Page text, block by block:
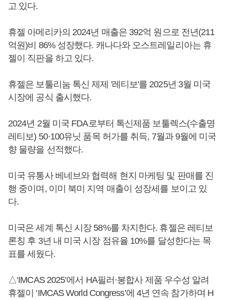
고 있다.
휴젤 아메리카의 2024년 매출은 392억 원으로 전년(211
억원)비 86% 성장했다. 캐나다와 오스트레일리아는 휴
젤이 직판을 하고 있다.
휴젤은 보툴리눔 톡신 제제 '레티보'를 2025년 3월 미국
시장에 공식 출시했다.
2024년 2월 미국 FDA로부터 톡신제품 보툴렉스(수출명
레티보) 50·100유닛 품목 허가를 취득, 7월과 9월에 미국
향 물량을 선적했다.
미국 유통사 베네브와 협력해 현지 마케팅 및 판매를 진
행 중이며, 이미 북미 지역 매출이 성장세를 보이고 있
다.
미국은 세계 톡신 시장 58%를 차지한다. 휴젤은 레티보
론칭 후 3년 내 미국 시장 점유율 10%를 달성한다는 목
표를 세웠다.
△‘IMCAS 2025’에서 HA필러·봉합사 제품 우수성 알려
휴젤이 ‘IMCAS World Congress’에 4년 연속 참가하며 H